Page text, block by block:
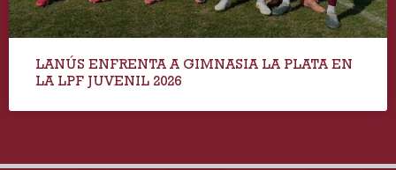
LANÚS ENFRENTA A GIMNASIA LA PLATA EN
LA LPF JUVENIL 2026